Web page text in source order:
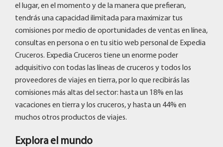
el lugar, en el momento y de la manera que prefieran,
tendrás una capacidad ilimitada para maximizar tus
comisiones por medio de oportunidades de ventas en línea,
consultas en persona o en tu sitio web personal de Expedia
Cruceros. Expedia Cruceros tiene un enorme poder
adquisitivo con todas las líneas de cruceros y todos los
proveedores de viajes en tierra, por lo que recibirás las
comisiones más altas del sector: hasta un 18% en las
vacaciones en tierra y los cruceros, y hasta un 44% en
muchos otros productos de viajes.
Explora el mundo